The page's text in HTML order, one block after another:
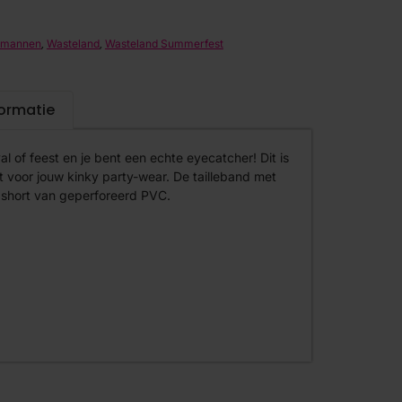
, Wasteland, Wasteland Summerfest
of feest en je bent een echte eyecatcher! Dit is
jouw kinky party-wear. De tailleband met
van geperforeerd PVC.